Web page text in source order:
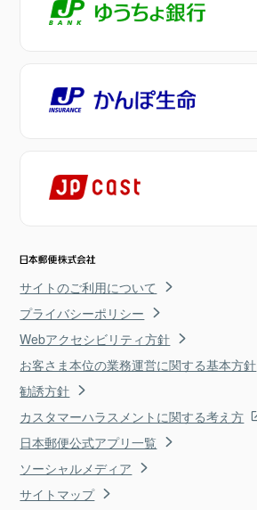
サイトのご利用について
プライバシーポリシー
Webアクセシビリティ方針
お客さま本位の業務運営に関する基本方針
勧誘方針
カスタマーハラスメントに関する考え方
日本郵便公式アプリ一覧
ソーシャルメディア
サイトマップ